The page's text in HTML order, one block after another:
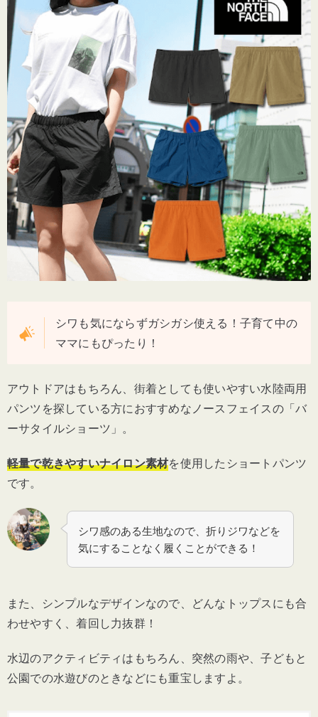
シワも気にならずガシガシ使える！子育て中の
ママにもぴったり！
アウトドアはもちろん、街着としても使いやすい水陸両用
パンツを探している方におすすめなノースフェイスの「バ
ーサタイルショーツ」。
軽量で乾きやすいナイロン素材を使用したショートパンツ
です。
シワ感のある生地なので、折りジワなどを
気にすることなく履くことができる！
また、シンプルなデザインなので、どんなトップスにも合
わせやすく、着回し力抜群！
水辺のアクティビティはもちろん、突然の雨や、子どもと
公園での水遊びのときなどにも重宝しますよ。